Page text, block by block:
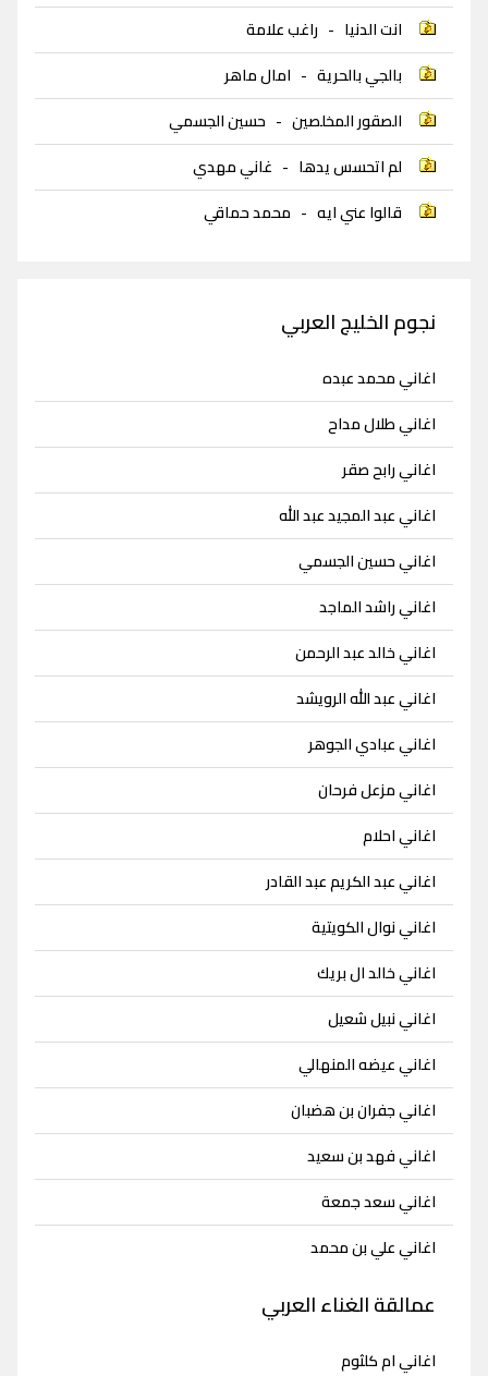
انت الدنيا - راغب علامة
بالجي بالحرية - امال ماهر
الصقور المخلصين - حسين الجسمي
لم اتحسس يدها - غاني مهدي
قالوا عني ايه - محمد حماقي
نجوم الخليج العربي
اغاني محمد عبده
اغاني طلال مداح
اغاني رابح صقر
اغاني عبد المجيد عبد الله
اغاني حسين الجسمي
اغاني راشد الماجد
اغاني خالد عبد الرحمن
اغاني عبد الله الرويشد
اغاني عبادي الجوهر
اغاني مزعل فرحان
اغاني احلام
اغاني عبد الكريم عبد القادر
اغاني نوال الكويتية
اغاني خالد ال بريك
اغاني نبيل شعيل
اغاني عيضه المنهالي
اغاني جفران بن هضبان
اغاني فهد بن سعيد
اغاني سعد جمعة
اغاني علي بن محمد
عمالقة الغناء العربي
اغاني ام كلثوم